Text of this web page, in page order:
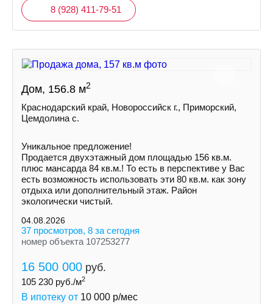
8 (928) 411-79-51
Дом, 156.8 м2
Краснодарский край, Новороссийск г., Приморский,
Цемдолина с.
Уникальное предложение!
Продается двухэтажный дом площадью 156 кв.м.
плюс мансарда 84 кв.м.! То есть в перспективе у Вас
есть возможность использовать эти 80 кв.м. как зону
отдыха или дополнительный этаж. Район
экологически чистый.
04.08.2026
37 просмотров, 8 за сегодня
номер объекта 107253277
16 500 000 руб.
105 230 руб./м2
В ипотеку от 10 000 р/мес